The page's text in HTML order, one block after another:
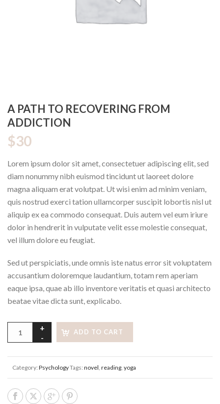
A PATH TO RECOVERING FROM
ADDICTION
$30
Lorem ipsum dolor sit amet, consectetuer adipiscing elit, sed
diam nonummy nibh euismod tincidunt ut laoreet dolore
magna aliquam erat volutpat. Ut wisi enim ad minim veniam,
quis nostrud exerci tation ullamcorper suscipit lobortis nisl ut
aliquip ex ea commodo consequat. Duis autem vel eum iriure
dolor in hendrerit in vulputate velit esse molestie consequat,
vel illum dolore eu feugiat.
Sed ut perspiciatis, unde omnis iste natus error sit voluptatem
accusantium doloremque laudantium, totam rem aperiam
eaque ipsa, quae ab illo inventore veritatis et quasi architecto
beatae vitae dicta sunt, explicabo.
ADD TO CART
Category: PsychologyTags: novel, reading, yoga